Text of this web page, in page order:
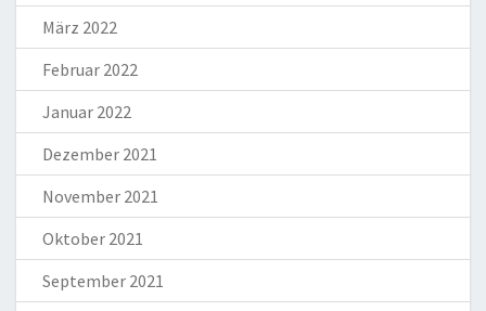
März 2022
Februar 2022
Januar 2022
Dezember 2021
November 2021
Oktober 2021
September 2021